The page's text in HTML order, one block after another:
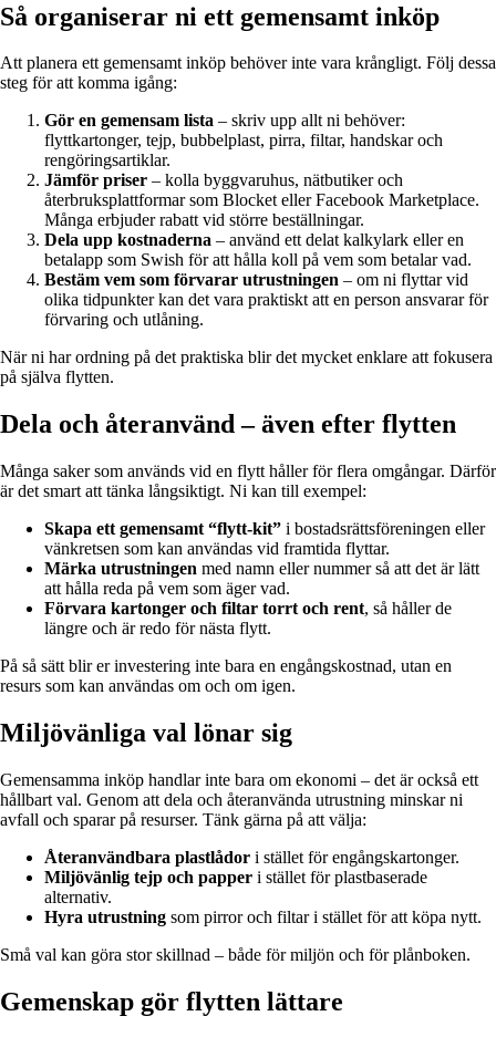
Så organiserar ni ett gemensamt inköp
Att planera ett gemensamt inköp behöver inte vara krångligt. Följ dessa
steg för att komma igång:
Gör en gemensam lista – skriv upp allt ni behöver:
flyttkartonger, tejp, bubbelplast, pirra, filtar, handskar och
rengöringsartiklar.
Jämför priser – kolla byggvaruhus, nätbutiker och
återbruksplattformar som Blocket eller Facebook Marketplace.
Många erbjuder rabatt vid större beställningar.
Dela upp kostnaderna – använd ett delat kalkylark eller en
betalapp som Swish för att hålla koll på vem som betalar vad.
Bestäm vem som förvarar utrustningen – om ni flyttar vid
olika tidpunkter kan det vara praktiskt att en person ansvarar för
förvaring och utlåning.
När ni har ordning på det praktiska blir det mycket enklare att fokusera
på själva flytten.
Dela och återanvänd – även efter flytten
Många saker som används vid en flytt håller för flera omgångar. Därför
är det smart att tänka långsiktigt. Ni kan till exempel:
Skapa ett gemensamt “flytt-kit” i bostadsrättsföreningen eller
vänkretsen som kan användas vid framtida flyttar.
Märka utrustningen med namn eller nummer så att det är lätt
att hålla reda på vem som äger vad.
Förvara kartonger och filtar torrt och rent, så håller de
längre och är redo för nästa flytt.
På så sätt blir er investering inte bara en engångskostnad, utan en
resurs som kan användas om och om igen.
Miljövänliga val lönar sig
Gemensamma inköp handlar inte bara om ekonomi – det är också ett
hållbart val. Genom att dela och återanvända utrustning minskar ni
avfall och sparar på resurser. Tänk gärna på att välja:
Återanvändbara plastlådor i stället för engångskartonger.
Miljövänlig tejp och papper i stället för plastbaserade
alternativ.
Hyra utrustning som pirror och filtar i stället för att köpa nytt.
Små val kan göra stor skillnad – både för miljön och för plånboken.
Gemenskap gör flytten lättare